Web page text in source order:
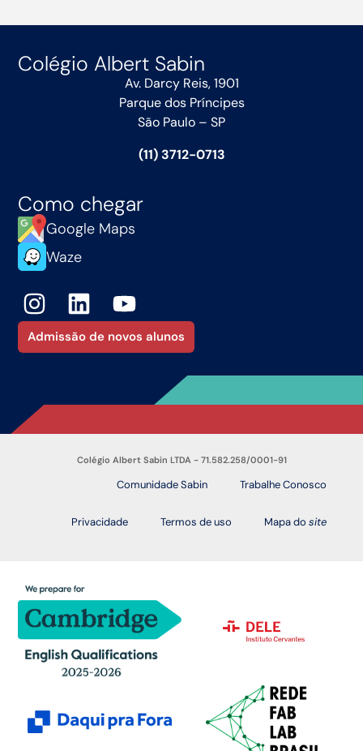
Colégio Albert Sabin
Av. Darcy Reis, 1901
Parque dos Príncipes
São Paulo – SP
(11) 3712-0713
Como chegar
Google Maps
Waze
Admissão de novos alunos
Colégio Albert Sabin LTDA - 71.582.258/0001-91
Comunidade Sabin Trabalhe Conosco
Privacidade Termos de uso Mapa do site